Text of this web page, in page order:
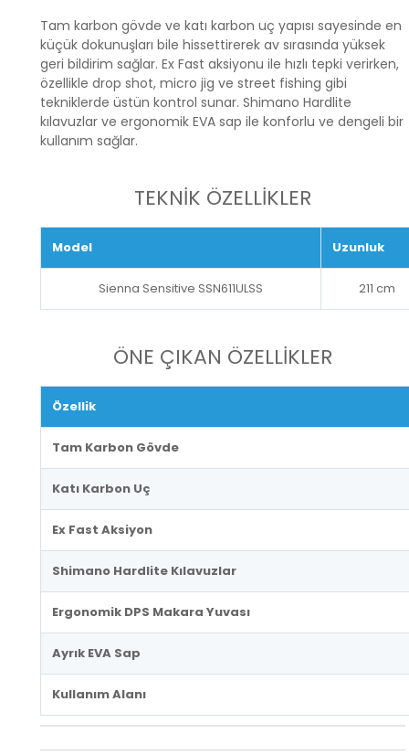
Tam karbon gövde ve katı karbon uç yapısı sayesinde en
küçük dokunuşları bile hissettirerek av sırasında yüksek
geri bildirim sağlar. Ex Fast aksiyonu ile hızlı tepki verirken,
özellikle drop shot, micro jig ve street fishing gibi
tekniklerde üstün kontrol sunar. Shimano Hardlite
kılavuzlar ve ergonomik EVA sap ile konforlu ve dengeli bir
kullanım sağlar.
TEKNİK ÖZELLİKLER
Model Uzunluk
Sienna Sensitive SSN611ULSS 211 cm
ÖNE ÇIKAN ÖZELLİKLER
Özellik
Tam Karbon Gövde
Katı Karbon Uç
Ex Fast Aksiyon
Shimano Hardlite Kılavuzlar
Ergonomik DPS Makara Yuvası
Ayrık EVA Sap
Kullanım Alanı